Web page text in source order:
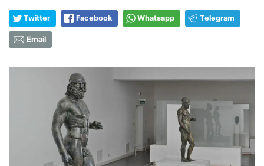
Twitter Facebook Whatsapp Telegram
Email